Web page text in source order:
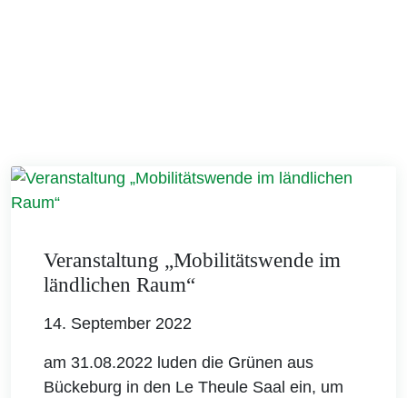
Veranstaltung „Mobilitätswende im
ländlichen Raum“
14. September 2022
am 31.08.2022 luden die Grünen aus
Bückeburg in den Le Theule Saal ein, um